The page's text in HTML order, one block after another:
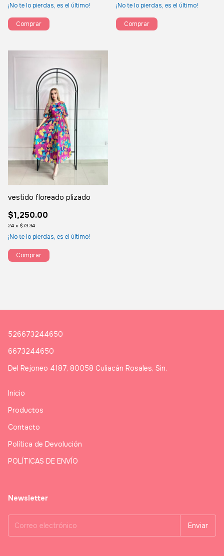
¡No te lo pierdas, es el último!
Comprar
¡No te lo pierdas, es el último!
Comprar
vestido floreado plizado
$1,250.00
24 x $73.34
¡No te lo pierdas, es el último!
Comprar
526673244650
6673244650
Del Rejoneo 4187, 80058 Culiacán Rosales, Sin.
Inicio
Productos
Contacto
Política de Devolución
POLÍTICAS DE ENVÍO
Newsletter